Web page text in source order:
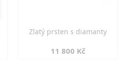
Zlatý prsten s diamanty
11 800 Kč